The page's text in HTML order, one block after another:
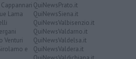
Lama
Venturi
e
QuiNewsPrato.it
QuiNewsSiena.it
QuiNewsValbisenzio.it
QuiNewsValdarno.it
QuiNewsValdelsa.it
QuiNewsValdera.it